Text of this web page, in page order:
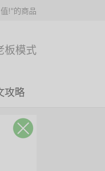
!"的商品
板模式
攻略